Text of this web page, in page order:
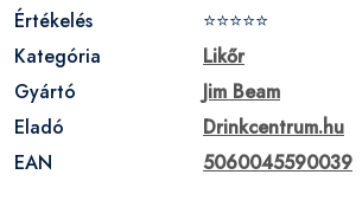
Értékelés
⭐⭐⭐⭐⭐
Kategória
Likőr
Gyártó
Jim Beam
Eladó
Drinkcentrum.hu
EAN
5060045590039